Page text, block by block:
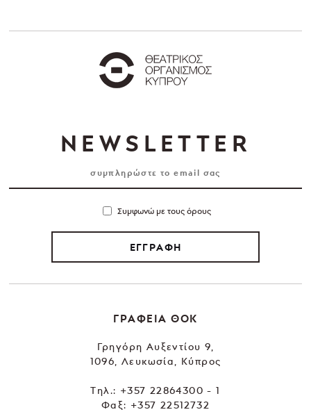
NEWSLETTER
Συμφωνώ με τους όρους
ΕΓΓΡΑΦΗ
ΓΡΑΦΕΙΑ ΘΟΚ
Γρηγόρη Αυξεντίου 9,
1096, Λευκωσία, Κύπρος
Tηλ.: +357 22864300 - 1
Φαξ: +357 22512732